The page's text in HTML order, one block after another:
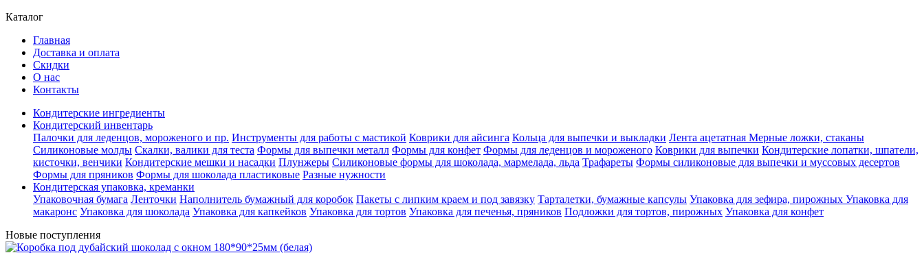
Каталог
Главная
Доставка и оплата
Скидки
О нас
Контакты
Кондитерские ингредиенты
Кондитерский инвентарь
Палочки для леденцов, мороженого и пр. Инструменты для работы с мастикой Коврики для айсинга Кольца для выпечки и выкладки Лента ацетатная Мерные ложки, стаканы
Силиконовые молды Скалки, валики для теста Формы для выпечки металл Формы для конфет Формы для леденцов и мороженого Коврики для выпечки Кондитерские лопатки, шпатели,
кисточки, венчики Кондитерские мешки и насадки Плунжеры Силиконовые формы для шоколада, мармелада, льда Трафареты Формы силиконовые для выпечки и муссовых десертов
Формы для пряников Формы для шоколада пластиковые Разные нужности
Кондитерская упаковка, креманки
Упаковочная бумага Ленточки Наполнитель бумажный для коробок Пакеты с липким краем и под завязку Тарталетки, бумажные капсулы Упаковка для зефира, пирожных Упаковка для
макаронс Упаковка для шоколада Упаковка для капкейков Упаковка для тортов Упаковка для печенья, пряников Подложки для тортов, пирожных Упаковка для конфет
Новые поступления